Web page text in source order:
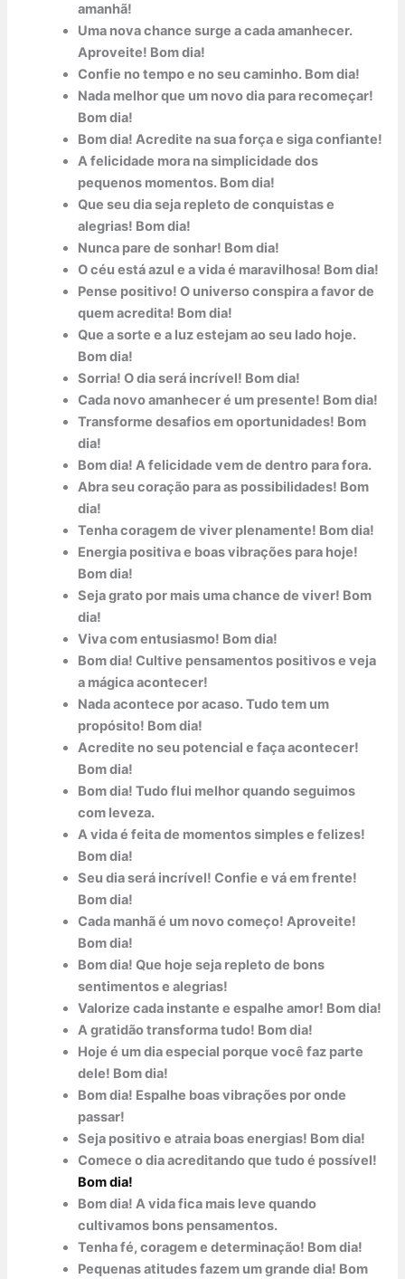
amanhã!
Uma nova chance surge a cada amanhecer.
Aproveite! Bom dia!
Confie no tempo e no seu caminho. Bom dia!
Nada melhor que um novo dia para recomeçar!
Bom dia!
Bom dia! Acredite na sua força e siga confiante!
A felicidade mora na simplicidade dos
pequenos momentos. Bom dia!
Que seu dia seja repleto de conquistas e
alegrias! Bom dia!
Nunca pare de sonhar! Bom dia!
O céu está azul e a vida é maravilhosa! Bom dia!
Pense positivo! O universo conspira a favor de
quem acredita! Bom dia!
Que a sorte e a luz estejam ao seu lado hoje.
Bom dia!
Sorria! O dia será incrível! Bom dia!
Cada novo amanhecer é um presente! Bom dia!
Transforme desafios em oportunidades! Bom
dia!
Bom dia! A felicidade vem de dentro para fora.
Abra seu coração para as possibilidades! Bom
dia!
Tenha coragem de viver plenamente! Bom dia!
Energia positiva e boas vibrações para hoje!
Bom dia!
Seja grato por mais uma chance de viver! Bom
dia!
Viva com entusiasmo! Bom dia!
Bom dia! Cultive pensamentos positivos e veja
a mágica acontecer!
Nada acontece por acaso. Tudo tem um
propósito! Bom dia!
Acredite no seu potencial e faça acontecer!
Bom dia!
Bom dia! Tudo flui melhor quando seguimos
com leveza.
A vida é feita de momentos simples e felizes!
Bom dia!
Seu dia será incrível! Confie e vá em frente!
Bom dia!
Cada manhã é um novo começo! Aproveite!
Bom dia!
Bom dia! Que hoje seja repleto de bons
sentimentos e alegrias!
Valorize cada instante e espalhe amor! Bom dia!
A gratidão transforma tudo! Bom dia!
Hoje é um dia especial porque você faz parte
dele! Bom dia!
Bom dia! Espalhe boas vibrações por onde
passar!
Seja positivo e atraia boas energias! Bom dia!
Comece o dia acreditando que tudo é possível!
Bom dia!
Bom dia! A vida fica mais leve quando
cultivamos bons pensamentos.
Tenha fé, coragem e determinação! Bom dia!
Pequenas atitudes fazem um grande dia! Bom